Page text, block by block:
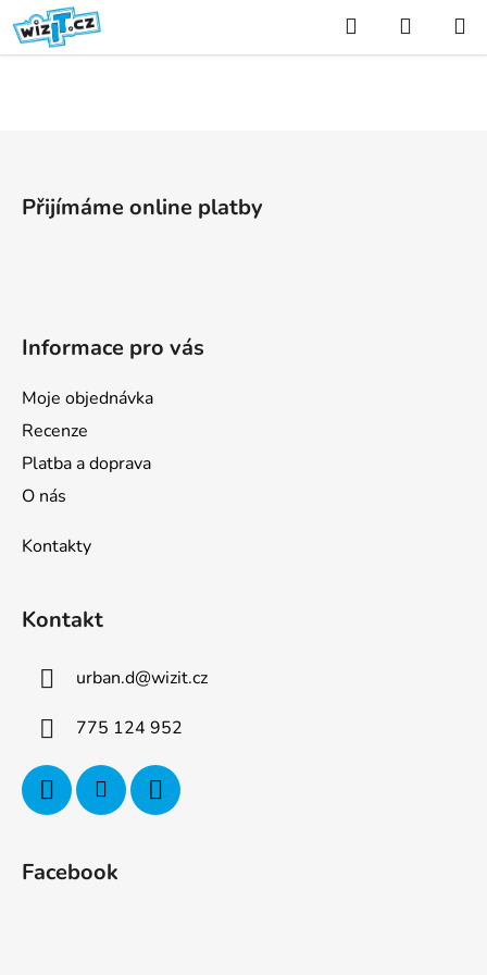
Přejít
na
obsah
Hledat
KOŠÍK
Přijímáme online platby
Informace pro vás
Moje objednávka
Recenze
Platba a doprava
O nás
Kontakty
Kontakt
urban.d@wizit.cz
775 124 952
Facebook